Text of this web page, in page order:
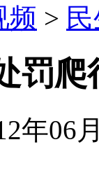
频 >
罚
年06